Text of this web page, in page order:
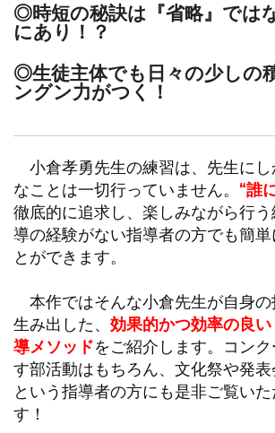
◎時短の秘訣は『省略』では
にあり！？
◎生徒主体でも日々の少しの
ングン力がつく！
小倉孝勇先生の練習は、先生にし
なことは一切行っていません。 “誰
徹底的に追求し、楽しみながら行
導の経験がない指導者の方でも簡単
とができます。
本作ではそんな小倉先生が自身
生み出した、効果的かつ効率の良
導メソッドをご紹介します。コン
す部活動はもちろん、文化祭や発
という指導者の方にも是非ご覧い
す！